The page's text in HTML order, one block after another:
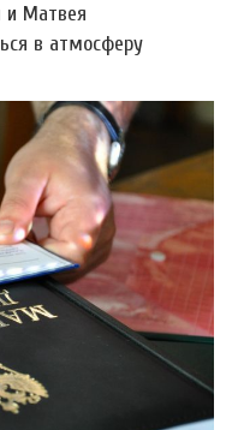
и Матвея
в атмосферу